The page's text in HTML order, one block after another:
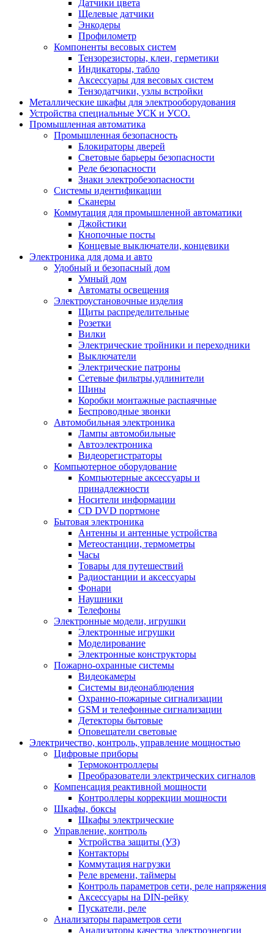
Датчики цвета
Щелевые датчики
Энкодеры
Профилометр
Компоненты весовых систем
Тензорезисторы, клеи, герметики
Индикаторы, табло
Аксессуары для весовых систем
Тензодатчики, узлы встройки
Металлические шкафы для электрооборудования
Устройства специальные УСК и УСО.
Промышленная автоматика
Промышленная безопасность
Блокираторы дверей
Световые барьеры безопасности
Реле безопасности
Знаки электробезопасности
Системы идентификации
Сканеры
Коммутация для промышленной автоматики
Джойстики
Кнопочные посты
Концевые выключатели, концевики
Электроника для дома и авто
Удобный и безопасный дом
Умный дом
Автоматы освещения
Электроустановочные изделия
Щиты распределительные
Розетки
Вилки
Электрические тройники и переходники
Выключатели
Электрические патроны
Сетевые фильтры,удлинители
Шины
Коробки монтажные распаячные
Беспроводные звонки
Автомобильная электроника
Лампы автомобильные
Автоэлектроника
Видеорегистраторы
Компьютерное оборудование
Компьютерные аксессуары и
принадлежности
Носители информации
CD DVD портмоне
Бытовая электроника
Антенны и антенные устройства
Метеостанции, термометры
Часы
Товары для путешествий
Радиостанции и аксессуары
Фонари
Наушники
Телефоны
Электронные модели, игрушки
Электронные игрушки
Моделирование
Электронные конструкторы
Пожарно-охранные системы
Видеокамеры
Системы видеонаблюдения
Охранно-пожарные сигнализации
GSM и телефонные сигнализации
Детекторы бытовые
Оповещатели световые
Электричество, контроль, управление мощностью
Цифровые приборы
Термоконтроллеры
Преобразователи электрических сигналов
Компенсация реактивной мощности
Контроллеры коррекции мощности
Шкафы, боксы
Шкафы электрические
Управление, контроль
Устройства защиты (УЗ)
Контакторы
Коммутация нагрузки
Реле времени, таймеры
Контроль параметров сети, реле напряжения
Аксессуары на DIN-рейку
Пускатели, реле
Анализаторы параметров сети
Анализаторы качества электроэнергии